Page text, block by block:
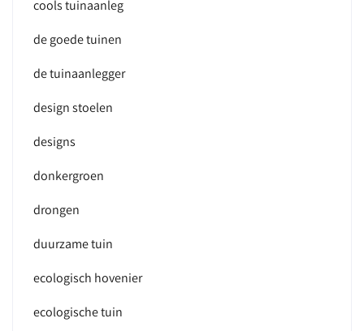
cools tuinaanleg
de goede tuinen
de tuinaanlegger
design stoelen
designs
donkergroen
drongen
duurzame tuin
ecologisch hovenier
ecologische tuin